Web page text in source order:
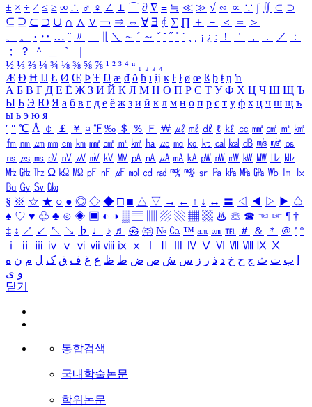
± × ÷ ≠ ≤ ≥ ∞ ∴ ♂ ♀ ∠ ⊥ ⌒ ∂ ∇ ≡ ≒ ≪ ≫ √ ∽ ∝ ∵ ∫ ∬ ∈ ∋
⊆ ⊇ ⊂ ⊃ ∪ ∩ ∧ ∨ ￢ ⇒ ⇔ ∀ ∃ ∮ ∑ ∏ ＋ － ＜ ＝
＞
、
。 · ‥ … ¨ 〃 ― ＼ ∼ ´ ～ ˇ ˘ ˝ ˚ ˙ ¸ ¡ ¿ ː ！ ＇ ， ． ／
：
；
？ ＾ ｀
½ ⅓ ⅔ ¼ ¾ ⅛ ⅜ ⅝ ⅞ ¹ ² ³ ⁴ ⁿ ₁ ₂ ₃ ₄
Æ Ð Ħ Ĳ Ł Ø Œ Þ Ŧ Ŋ æ đ ð ħ ı ĳ ĸ ŀ ł ø œ ß þ ŧ ŋ ŉ
А Б В Г Д Е Ё Ж З И Й К Л М Н О П Р С Т У Ф Х Ц Ч Ш Щ Ъ
Ы Ь Э Ю Я а б в г д е ё ж з и й к л м н о п р с т у ф х ц ч ш щ ъ
ы ь э ю я
′ ″ ℃ Å ￠ ￡ ￥ ¤ ℉ ‰ ＄ ％ Ｆ ￦ ㎕ ㎖ ㎗ ℓ ㎘ ㏄ ㎣ ㎤ ㎥ ㎦
㎙ ㎚ ㎛ ㎜ ㎝ ㎞ ㎟ ㎠ ㎡ ㎢ ㏊ ㎍ ㎎ ㎏ ㏏ ㎈ ㎉ ㏈ ㎧ ㎨ ㎰
㎱ ㎲ ㎳ ㎴ ㎵ ㎶ ㎷ ㎸ ㎹ ㎀ ㎁ ㎂ ㎃ ㎄ ㎺ ㎻ ㎽ ㎾ ㎿ ㎐ ㎑
㎒ ㎓ ㎔ Ω ㏀ ㏁ ㎊ ㎋ ㎌ ㏖ ㏅ ㎭ ㎮ ㎯ ㏛ ㎩ ㎪ ㎫ ㎬ ㏝ ㏐
㏓
㏃ ㏉ ㏜ ㏆
§ ※ ☆ ★ ○ ● ◎ ◇ ◆ □ ■ △ ▽ → ← ↑ ↓ ↔ 〓 ◁ ◀ ▷ ▶ ♤
♠ ♡ ♥ ♧ ♣ ⊙ ◈ ▣ ◐ ◑ ▒ ▤ ▨ ▧ ▦ ▩ ♨ ☏ ☎ ☜ ☞ ¶ †
‡ ↕ ↗ ↙ ↖ ↘ ♭ ♩ ♪ ♬ ㉿ ㈜ № ㏇ ™ ㏂ ㏘ ℡ ＃ ＆ ＊ ＠ ª º
ⅰ
ⅱ ⅲ ⅳ ⅴ ⅵ ⅶ ⅷ ⅸ ⅹ Ⅳ Ⅴ Ⅵ Ⅶ Ⅷ Ⅸ Ⅹ
ب ت ث ج ح خ د ذ ر ز س ش ص ض ط ظ ع غ ف ق ک ل م ن ه
و ی
닫기
통합검색
국내학술논문
학위논문